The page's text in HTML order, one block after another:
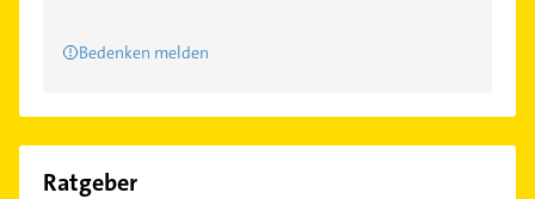
Bedenken melden
Ratgeber